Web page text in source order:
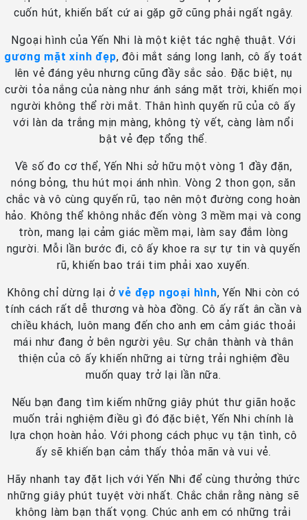
cuốn hút, khiến bất cứ ai gặp gỡ cũng phải ngất ngây.
Ngoại hình của Yến Nhi là một kiệt tác nghệ thuật. Với
gương mặt xinh đẹp, đôi mắt sáng long lanh, cô ấy toát
lên vẻ đáng yêu nhưng cũng đầy sắc sảo. Đặc biệt, nụ
cười tỏa nắng của nàng như ánh sáng mặt trời, khiến mọi
người không thể rời mắt. Thân hình quyến rũ của cô ấy
với làn da trắng mịn màng, không tỳ vết, càng làm nổi
bật vẻ đẹp tổng thể.
Về số đo cơ thể, Yến Nhi sở hữu một vòng 1 đầy đặn,
nóng bỏng, thu hút mọi ánh nhìn. Vòng 2 thon gọn, săn
chắc và vô cùng quyến rũ, tạo nên một đường cong hoàn
hảo. Không thể không nhắc đến vòng 3 mềm mại và cong
tròn, mang lại cảm giác mềm mại, làm say đắm lòng
người. Mỗi lần bước đi, cô ấy khoe ra sự tự tin và quyến
rũ, khiến bao trái tim phải xao xuyến.
Không chỉ dừng lại ởvẻ đẹp ngoại hình, Yến Nhi còn có
tính cách rất dễ thương và hòa đồng. Cô ấy rất ân cần và
chiều khách, luôn mang đến cho anh em cảm giác thoải
mái như đang ở bên người yêu. Sự chân thành và thân
thiện của cô ấy khiến những ai từng trải nghiệm đều
muốn quay trở lại lần nữa.
Nếu bạn đang tìm kiếm những giây phút thư giãn hoặc
muốn trải nghiệm điều gì đó đặc biệt, Yến Nhi chính là
lựa chọn hoàn hảo. Với phong cách phục vụ tận tình, cô
ấy sẽ khiến bạn cảm thấy thỏa mãn và vui vẻ.
Hãy nhanh tay đặt lịch với Yến Nhi để cùng thưởng thức
những giây phút tuyệt vời nhất. Chắc chắn rằng nàng sẽ
không làm bạn thất vọng. Chúc anh em có những trải